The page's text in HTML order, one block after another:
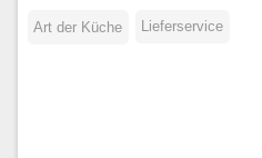
Art der Küche Lieferservice